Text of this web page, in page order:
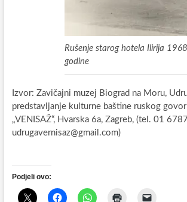
Rušenje starog hotela Ilirija
godine
Izvor: Zavičajni muzej Biograd na Moru,
predstavljanje kulturne baštine ruskog
„VENISAŽ“, Hvarska 6a, Zagreb, (tel. 01
udrugavernisaz@gmail.com)
Podjeli ovo: